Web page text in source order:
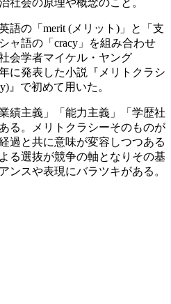
語の「merit (メリット)」と「支
ャ語の「cracy」を組み合わせ
会学者マイケル・ヤング
年に発表した小説『メリトクラシ
』で初めて用いた。
績主義」「能力主義」「学歴社
る。メリトクラシーそのものが
過と共に意味が変容しつつある
る選抜が競争の軸となりその基
ンスや表現にバラツキがある。